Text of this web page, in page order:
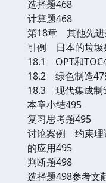
选择题468
计算题468
第18章 其他先进
引例 日本的垃圾
18.1 OPT和
18.2 绿色制造
18.3 现代集成制
本章小结495
复习思考题495
讨论案例 约束理
的应用495
判断题498
选择题498参考文